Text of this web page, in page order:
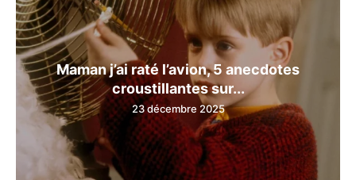
Maman j’ai raté l’avion, 5 anecdotes
croustillantes sur...
23 décembre 2025